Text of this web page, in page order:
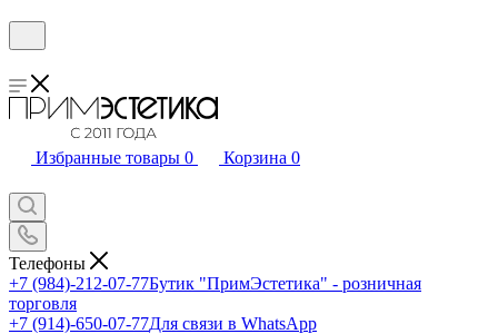
Избранные товары 0 Корзина 0
Телефоны
+7 (984)-212-07-77Бутик "ПримЭстетика" - розничная
торговля
+7 (914)-650-07-77Для связи в WhatsApp